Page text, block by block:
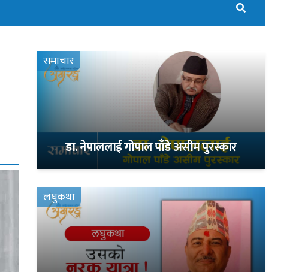
समाचार
डा. नेपाललाई गोपाल पाँडे असीम पुरस्कार
लघुकथा